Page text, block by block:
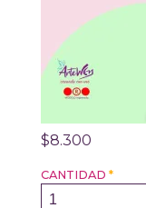
$8.300
CANTIDAD *